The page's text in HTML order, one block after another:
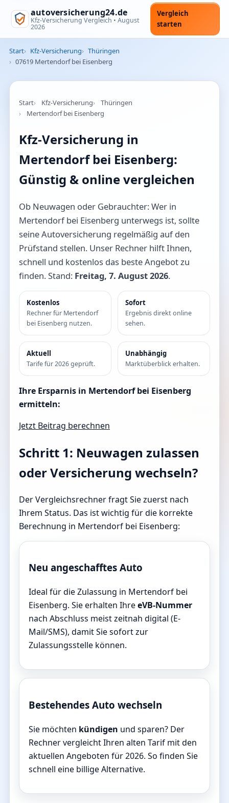
autoversicherung24.de
Kfz-Versicherung Vergleich • August
2026
Vergleich
starten
Start Kfz-Versicherung
Thüringen
07619 Mertendorf bei Eisenberg
Start Kfz-Versicherung
Thüringen
Mertendorf bei Eisenberg
Kfz-Versicherung in
Mertendorf bei Eisenberg:
Günstig & online vergleichen
Ob Neuwagen oder Gebrauchter: Wer in
Mertendorf bei Eisenberg unterwegs ist, sollte
seine Autoversicherung regelmäßig auf den
Prüfstand stellen. Unser Rechner hilft Ihnen,
schnell und kostenlos das beste Angebot zu
finden. Stand: Freitag, 7. August 2026.
Kostenlos
Rechner für Mertendorf
bei Eisenberg nutzen.
Sofort
Ergebnis direkt online
sehen.
Aktuell
Tarife für 2026 geprüft.
Unabhängig
Marktüberblick erhalten.
Ihre Ersparnis in Mertendorf bei Eisenberg
ermitteln:
Jetzt Beitrag berechnen
Schritt 1: Neuwagen zulassen
oder Versicherung wechseln?
Der Vergleichsrechner fragt Sie zuerst nach
Ihrem Status. Das ist wichtig für die korrekte
Berechnung in Mertendorf bei Eisenberg:
Neu angeschafftes Auto
Ideal für die Zulassung in Mertendorf bei
Eisenberg. Sie erhalten IhreeVB-Nummer
nach Abschluss meist zeitnah digital (E-
Mail/SMS), damit Sie sofort zur
Zulassungsstelle können.
Bestehendes Auto wechseln
Sie möchten kündigen und sparen? Der
Rechner vergleicht Ihren alten Tarif mit den
aktuellen Angeboten für 2026. So finden Sie
schnell eine billige Alternative.